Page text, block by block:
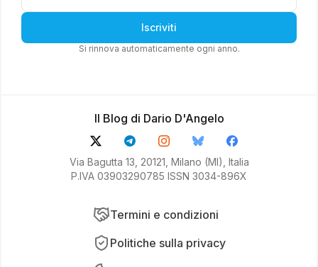
Iscriviti
Si rinnova automaticamente ogni anno.
Termini e condizioni
Politiche sulla privacy
Il Blog di Dario D'Angelo
Via Bagutta 13, 20121, Milano (MI), Italia
P.IVA 03903290785 ISSN 3034-896X